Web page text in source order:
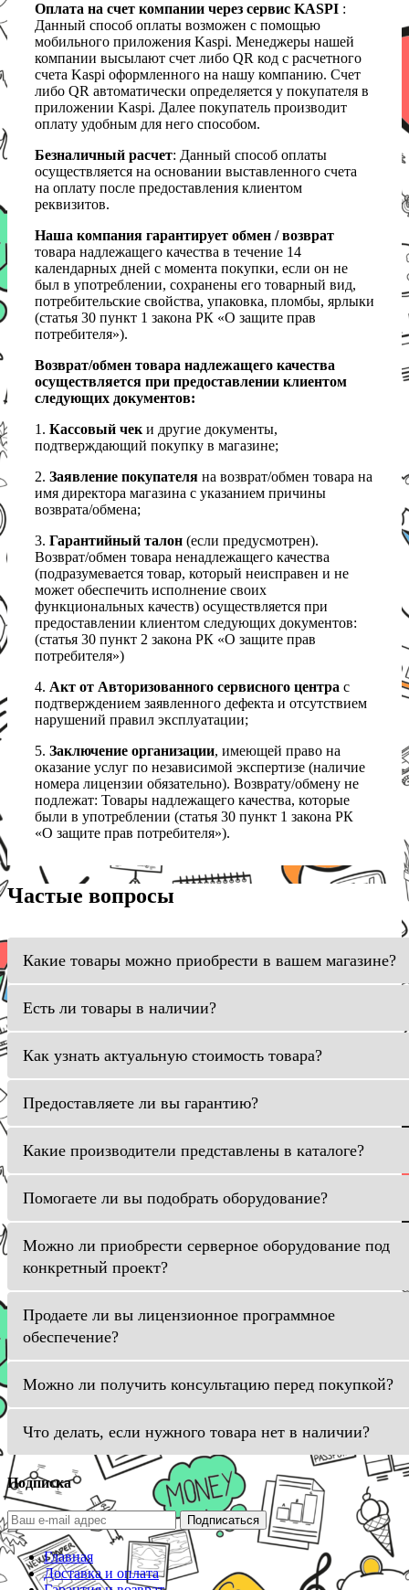
Оплата на счет компании через сервис KASPI :
Данный способ оплаты возможен с помощью
мобильного приложения Kaspi. Менеджеры нашей
компании высылают счет либо QR код с расчетного
счета Kaspi оформленного на нашу компанию. Счет
либо QR автоматически определяется у покупателя в
приложении Kaspi. Далее покупатель производит
оплату удобным для него способом.
Безналичный расчет: Данный способ оплаты
осуществляется на основании выставленного счета
на оплату после предоставления клиентом
реквизитов.
Наша компания гарантирует обмен / возврат
товара надлежащего качества в течение 14
календарных дней с момента покупки, если он не
был в употреблении, сохранены его товарный вид,
потребительские свойства, упаковка, пломбы, ярлыки
(статья 30 пункт 1 закона РК «О защите прав
потребителя»).
Возврат/обмен товара надлежащего качества
осуществляется при предоставлении клиентом
следующих документов:
1. Кассовый чеки другие документы,
подтверждающий покупку в магазине;
2. Заявление покупателя на возврат/обмен товара на
имя директора магазина с указанием причины
возврата/обмена;
3. Гарантийный талон (если предусмотрен).
Возврат/обмен товара ненадлежащего качества
(подразумевается товар, который неисправен и не
может обеспечить исполнение своих
функциональных качеств) осуществляется при
предоставлении клиентом следующих документов:
(статья 30 пункт 2 закона РК «О защите прав
потребителя»)
4. Акт от Авторизованного сервисного центра с
подтверждением заявленного дефекта и отсутствием
нарушений правил эксплуатации;
5. Заключение организации, имеющей право на
оказание услуг по независимой экспертизе (наличие
номера лицензии обязательно). Возврату/обмену не
подлежат: Товары надлежащего качества, которые
были в употреблении (статья 30 пункт 1 закона РК
«О защите прав потребителя»).
Частые вопросы
Какие товары можно приобрести в вашем магазине?
Есть ли товары в наличии?
Как узнать актуальную стоимость товара?
Предоставляете ли вы гарантию?
Какие производители представлены в каталоге?
Помогаете ли вы подобрать оборудование?
Можно ли приобрести серверное оборудование под
конкретный проект?
Продаете ли вы лицензионное программное
обеспечение?
Можно ли получить консультацию перед покупкой?
Что делать, если нужного товара нет в наличии?
Подписка
Подписаться
Главная
Доставка и оплата